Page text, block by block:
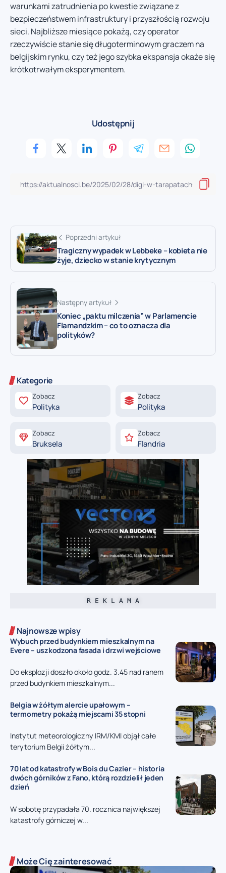
warunkami zatrudnienia po kwestie związane z
bezpieczeństwem infrastruktury i przyszłością rozwoju
sieci. Najbliższe miesiące pokażą, czy operator
rzeczywiście stanie się długoterminowym graczem na
belgijskim rynku, czy też jego szybka ekspansja okaże się
krótkotrwałym eksperymentem.
Udostępnij
Poprzedni artykuł
Tragiczny wypadek w Lebbeke – kobieta nie
żyje, dziecko w stanie krytycznym
Następny artykuł
Koniec „paktu milczenia” w Parlamencie
Flamandzkim – co to oznacza dla
polityków?
Kategorie
Zobacz
Polityka
Zobacz
Polityka
Zobacz
Bruksela
Zobacz
Flandria
R E K L A M A
Najnowsze wpisy
Wybuch przed budynkiem mieszkalnym na
Evere – uszkodzona fasada i drzwi wejściowe
Do eksplozji doszło około godz. 3.45 nad ranem
przed budynkiem mieszkalnym...
Belgia w żółtym alercie upałowym –
termometry pokażą miejscami 35 stopni
Instytut meteorologiczny IRM/KMI objął całe
terytorium Belgii żółtym...
70 lat od katastrofy w Bois du Cazier – historia
dwóch górników z Fano, którą rozdzielił jeden
dzień
W sobotę przypadała 70. rocznica największej
katastrofy górniczej w...
Może Cię zainteresować